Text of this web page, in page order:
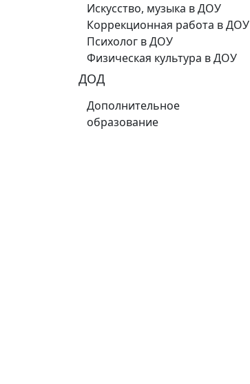
Искусство, музыка в ДОУ
Коррекционная работа в ДОУ
Психолог в ДОУ
Физическая культура в ДОУ
ДОД
Дополнительное
образование